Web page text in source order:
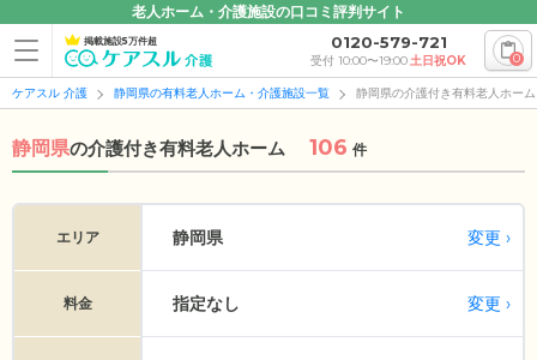
老人ホーム・介護施設の口コミ評判サイト
掲載施設5万件超 0120-579-721
受付 10:00〜19:00土日祝OK 0
ケアスル 介護 静岡県の有料老人ホーム・介護施設一覧 静岡県の介護付き有料老人ホーム
静岡県の介護付き有料老人ホーム 106 件
エリア 静岡県 変更
料金 指定なし 変更